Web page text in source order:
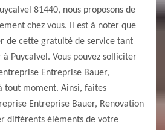
81440, nous proposons de
chez vous. Il est à noter que
de cette gratuité de service tant
Puycalvel. Vous pouvez solliciter
Entreprise Bauer,
tout moment. Ainsi, faites
Entreprise Bauer, Renovation
différents éléments de votre